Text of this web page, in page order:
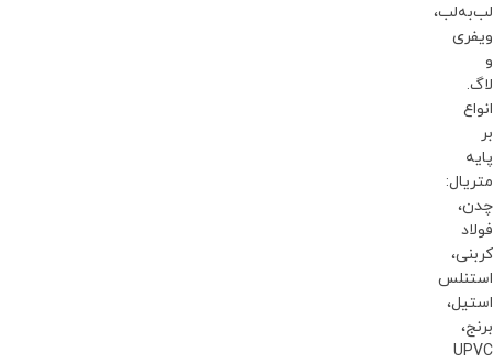
لب‌به‌لب،
ویفری
و
لاگ.
انواع
بر
پایه
متریال:
چدن،
فولاد
کربنی،
استنلس
استیل،
برنج،
UPVC